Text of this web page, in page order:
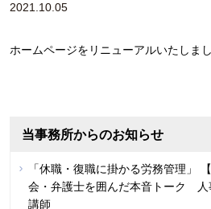
2021.10.05
ホームページをリニューアルいたしまし
当事務所からのお知らせ
「休職・復職に掛かる労務管理」
会・弁護士を囲んだ本音トーク 人
講師